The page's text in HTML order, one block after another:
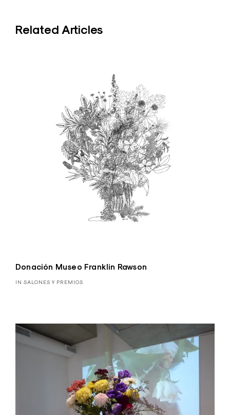
Related Articles
Donación Museo Franklin Rawson
IN SALONES Y PREMIOS